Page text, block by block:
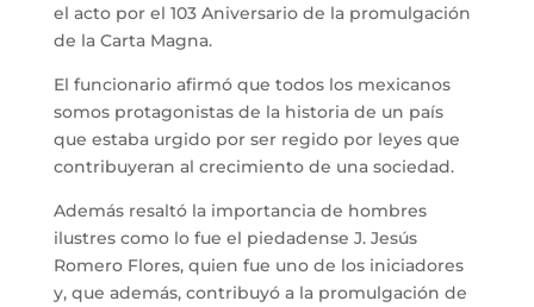
el acto por el 103 Aniversario de la promulgación
de la Carta Magna.
El funcionario afirmó que todos los mexicanos
somos protagonistas de la historia de un país
que estaba urgido por ser regido por leyes que
contribuyeran al crecimiento de una sociedad.
Además resaltó la importancia de hombres
ilustres como lo fue el piedadense J. Jesús
Romero Flores, quien fue uno de los iniciadores
y, que además, contribuyó a la promulgación de